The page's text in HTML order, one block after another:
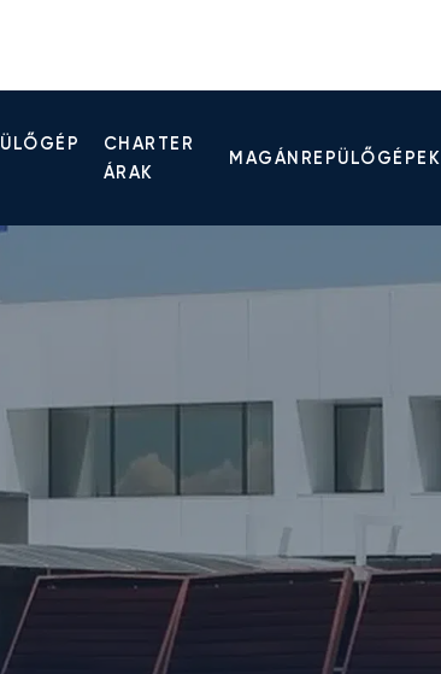
CHARTER
ÁRAK
MAGÁNREPÜLŐGÉPEK